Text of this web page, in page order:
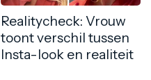
Realitycheck: Vrouw
toont verschil tussen
Insta-look en realiteit